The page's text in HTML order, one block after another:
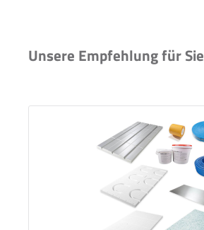
Unsere Empfehlung für Sie